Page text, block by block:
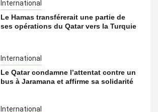
International
Le Hamas transférerait une partie de
ses opérations du Qatar vers la Turquie
International
Le Qatar condamne l’attentat contre un
bus à Jaramana et affirme sa solidarité
International